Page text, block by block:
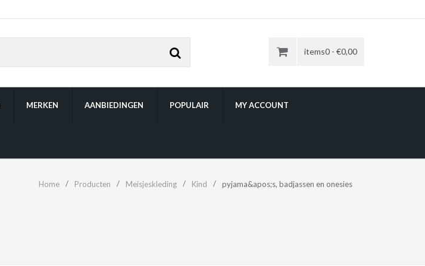
items0 - €0,00
MERKEN AANBIEDINGEN POPULAIR MY ACCOUNT
Home Producten Meisjeskleding Kind pyjama&apos;s, badjassen en onesies